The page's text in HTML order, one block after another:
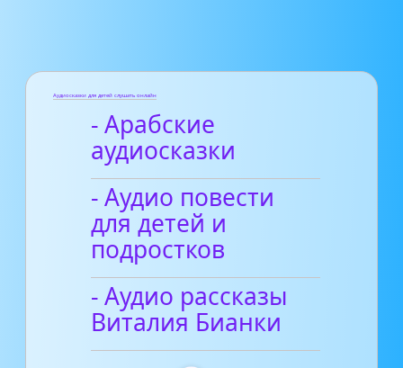
Аудиосказки для детей слушать онлайн
- Арабские
аудиосказки
- Аудио повести
для детей и
подростков
- Аудио рассказы
Виталия Бианки